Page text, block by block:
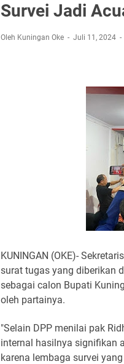
Sudahkah Kita
Layanan
Survei Jadi
Oleh Kuningan Oke Juli 11, 2024
KUNINGAN (OKE)-
surat tugas yang diberikan
sebagai calon Bupati
oleh partainya.
"Selain DPP menilai pak
internal hasilnya signifikan
karena lembaga survei